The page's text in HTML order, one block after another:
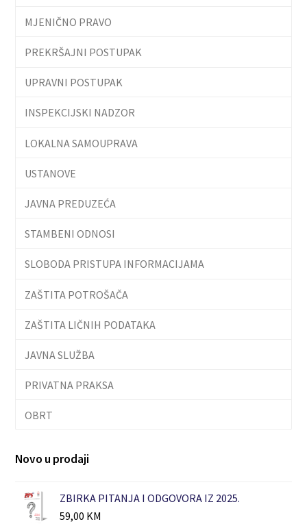
MJENIČNO PRAVO
PREKRŠAJNI POSTUPAK
UPRAVNI POSTUPAK
INSPEKCIJSKI NADZOR
LOKALNA SAMOUPRAVA
USTANOVE
JAVNA PREDUZEĆA
STAMBENI ODNOSI
SLOBODA PRISTUPA INFORMACIJAMA
ZAŠTITA POTROŠAČA
ZAŠTITA LIČNIH PODATAKA
JAVNA SLUŽBA
PRIVATNA PRAKSA
OBRT
Novo u prodaji
ZBIRKA PITANJA I ODGOVORA IZ 2025.
59,00 KM